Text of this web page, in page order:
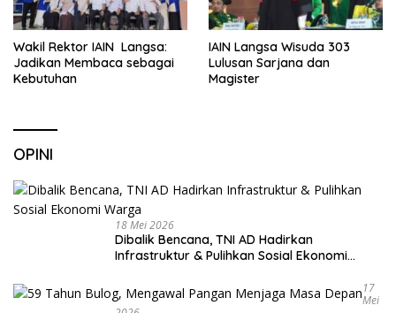
Wakil Rektor IAIN Langsa:
Jadikan Membaca sebagai
Kebutuhan
IAIN Langsa Wisuda 303
Lulusan Sarjana dan
Magister
OPINI
18 Mei 2026
Dibalik Bencana, TNI AD Hadirkan
Infrastruktur & Pulihkan Sosial Ekonomi
17
Mei